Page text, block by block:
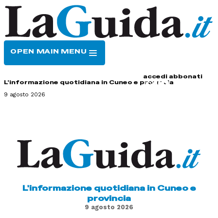
OPEN MAIN MENU
accedi abbonati
L'informazione quotidiana in Cuneo e provincia
9 agosto 2026
L'informazione quotidiana in Cuneo e
provincia
9 agosto 2026